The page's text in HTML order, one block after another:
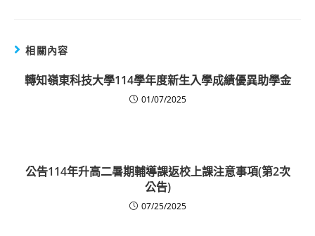
相關內容
轉知嶺東科技大學114學年度新生入學成績優異助學金
01/07/2025
公告114年升高二暑期輔導課返校上課注意事項(第2次
公告)
07/25/2025